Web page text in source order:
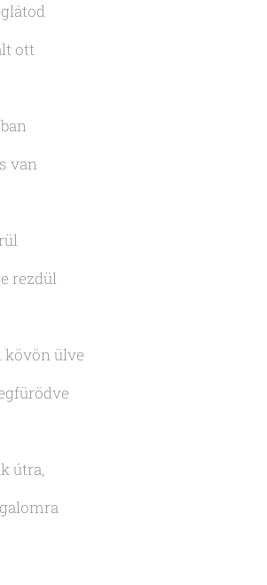
ott
van
rezdül
kövön ülve
útra,